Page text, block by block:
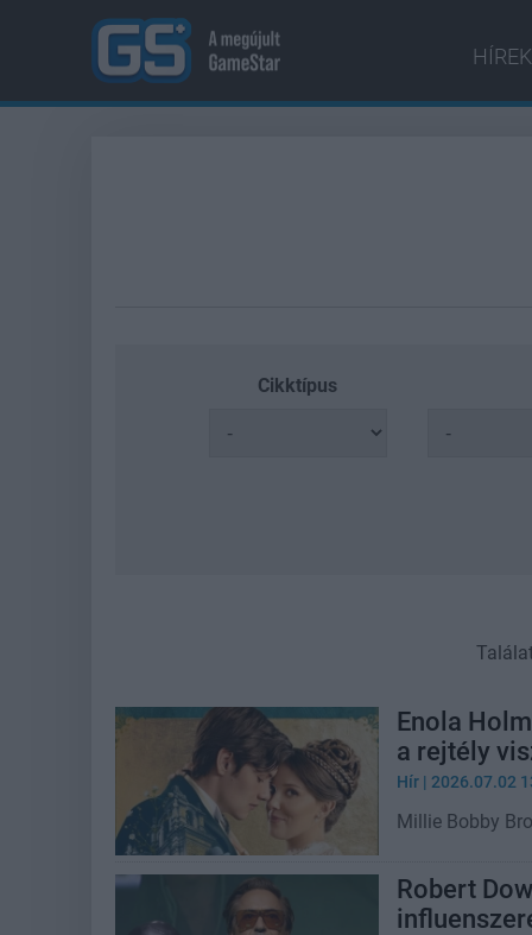
HÍREK
Cikktípus
Enola
a rejtély
Hír | 2026.07.02
Millie Bobby
Robert